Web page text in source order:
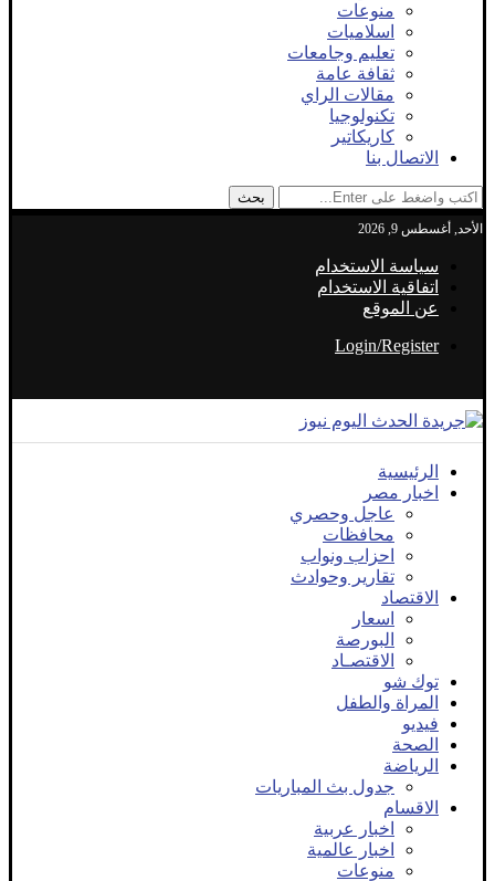
منوعات
اسلاميات
تعليم وجامعات
ثقافة عامة
مقالات الراي
تكنولوجيا
كاريكاتير
الاتصال بنا
بحث
الأحد, أغسطس 9, 2026
سياسة الاستخدام
اتفاقية الاستخدام
عن الموقع
Login/Register
الرئيسية
اخبار مصر
عاجل وحصري
محافظات
احزاب ونواب
تقارير وحوادث
الاقتصاد
اسعار
البورصة
الاقتصـاد
توك شو
المراة والطفل
فيديو
الصحة
الرياضة
جدول بث المباريات
الاقسام
اخبار عربية
اخبار عالمية
منوعات